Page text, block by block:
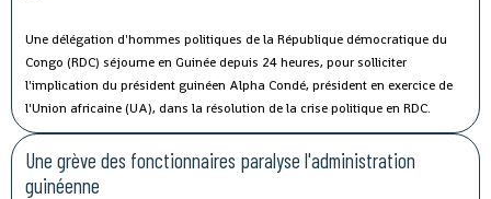
Une délégation d'hommes politiques de la République démocratique du
Congo (RDC) séjourne en Guinée depuis 24 heures, pour solliciter
l'implication du président guinéen Alpha Condé, président en exercice de
l'Union africaine (UA), dans la résolution de la crise politique en RDC.
Une grève des fonctionnaires paralyse l'administration
guinéenne